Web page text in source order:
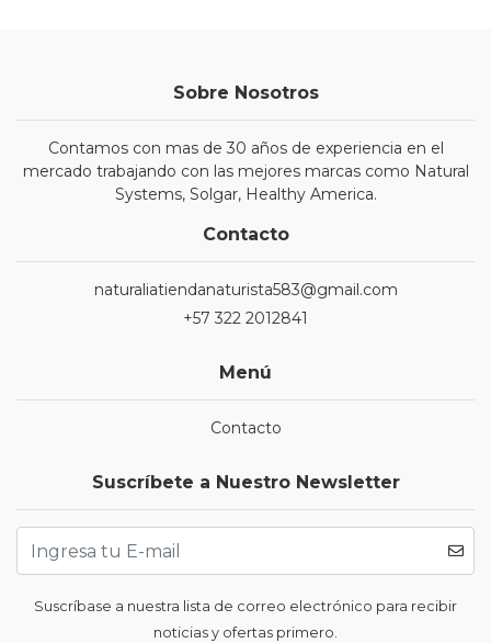
Sobre Nosotros
Contamos con mas de 30 años de experiencia en el
mercado trabajando con las mejores marcas como Natural
Systems, Solgar, Healthy America.
Contacto
naturaliatiendanaturista583@gmail.com
+57 322 2012841
Menú
Contacto
Suscríbete a Nuestro Newsletter
Suscríbase a nuestra lista de correo electrónico para recibir
noticias y ofertas primero.